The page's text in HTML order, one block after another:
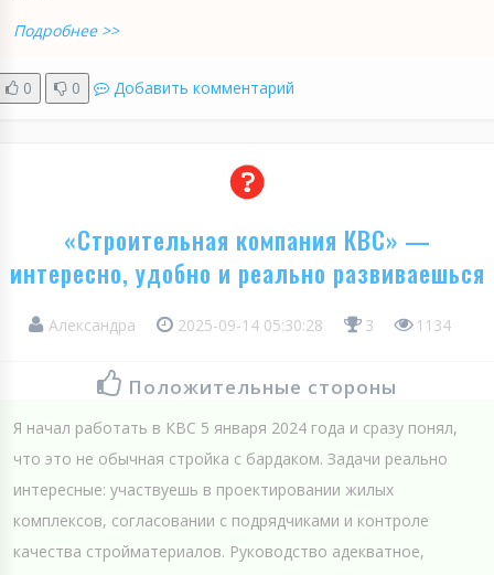
Подробнее >>
0 0 Добавить комментарий
«Строительная компания КВС» —
интересно, удобно и реально развиваешься
Александра 2025-09-14 05:30:28 3 1134
Положительные стороны
Я начал работать в КВС 5 января 2024 года и сразу понял,
что это не обычная стройка с бардаком. Задачи реально
интересные: участвуешь в проектировании жилых
комплексов, согласовании с подрядчиками и контроле
качества стройматериалов. Руководство адекватное,